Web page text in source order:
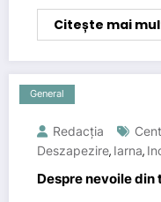
Citește mai
General
Redacția
Deszapezire, Iarna,
Despre nevoile din